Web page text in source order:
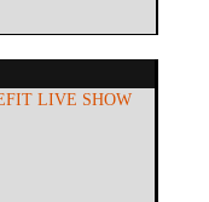
LIVE SHOW